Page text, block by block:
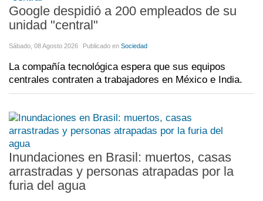
Google despidió a 200 empleados de su
unidad "central"
Sábado, 08 Agosto 2026 Publicado en Sociedad
La compañía tecnológica espera que sus equipos
centrales contraten a trabajadores en México e India.
Inundaciones en Brasil: muertos, casas
arrastradas y personas atrapadas por la
furia del agua